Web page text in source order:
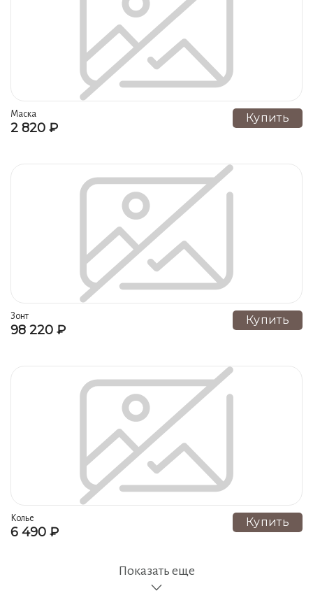
Маска
2 820 ₽
Купить
Зонт
98 220 ₽
Купить
Колье
6 490 ₽
Купить
Показать еще